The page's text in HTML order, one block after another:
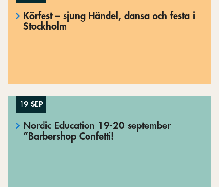
Körfest – sjung Händel, dansa och festa i
Stockholm
19 SEP
Nordic Education 19-20 september
”Barbershop Confetti!